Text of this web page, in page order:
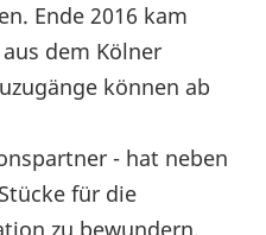
Ende 2016 kam
dem Kölner
können ab
- hat neben
für die